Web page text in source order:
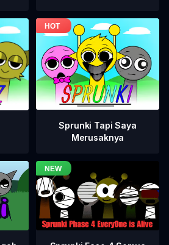
Sprunki Tapi Saya
Merusaknya